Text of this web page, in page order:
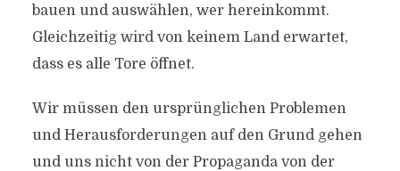
bauen und auswählen, wer hereinkommt.
Gleichzeitig wird von keinem Land erwartet,
dass es alle Tore öffnet.
Wir müssen den ursprünglichen Problemen
und Herausforderungen auf den Grund gehen
und uns nicht von der Propaganda von der